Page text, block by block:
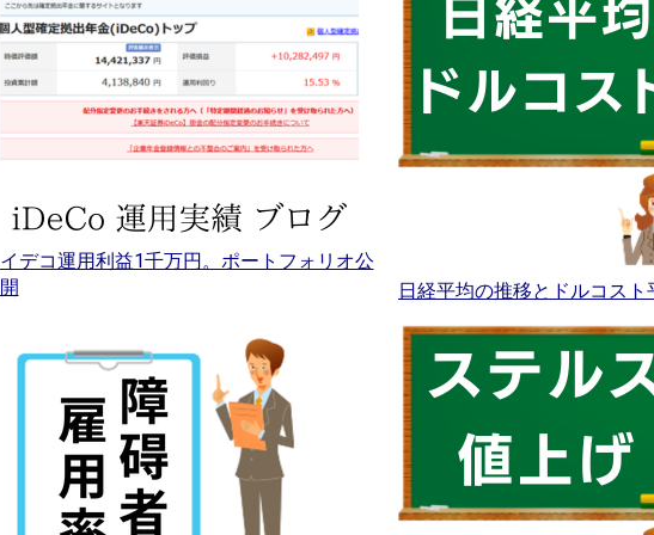
イデコ運用利益1千万円。ポートフォリオ公
開
日経平均の推移とドルコスト